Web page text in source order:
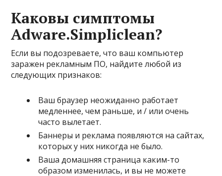
Каковы симптомы
Adware.Simpliclean?
Если вы подозреваете, что ваш компьютер
заражен рекламным ПО, найдите любой из
следующих признаков:
Ваш браузер неожиданно работает
медленнее, чем раньше, и / или очень
часто вылетает.
Баннеры и реклама появляются на сайтах,
которых у них никогда не было.
Ваша домашняя страница каким-то
образом изменилась, и вы не можете